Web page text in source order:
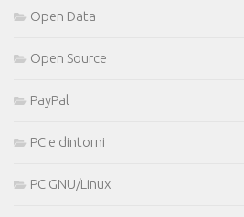
Open Data
Open Source
PayPal
PC e dintorni
PC GNU/Linux